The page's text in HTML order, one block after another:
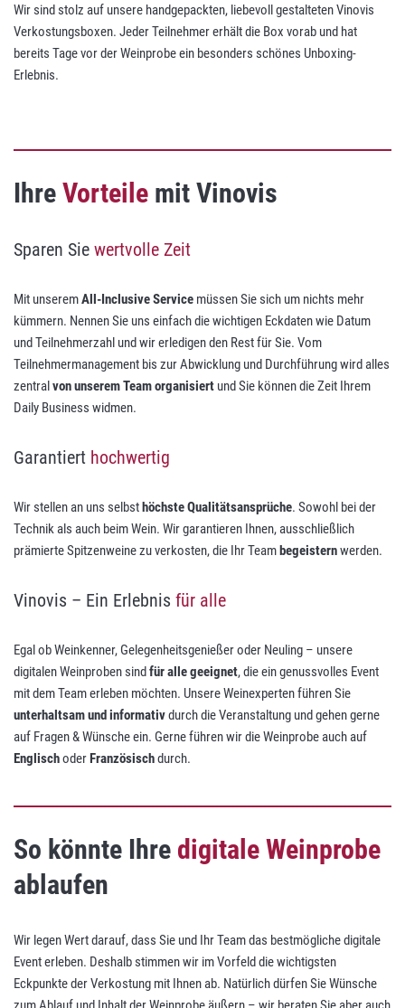
Wir sind stolz auf unsere handgepackten, liebevoll gestalteten Vinovis
Verkostungsboxen. Jeder Teilnehmer erhält die Box vorab und hat
bereits Tage vor der Weinprobe ein besonders schönes Unboxing-
Erlebnis.
Ihre Vorteile mit Vinovis
Sparen Sie wertvolle Zeit
Mit unseremAll-Inclusive Service müssen Sie sich um nichts mehr
kümmern. Nennen Sie uns einfach die wichtigen Eckdaten wie Datum
und Teilnehmerzahl und wir erledigen den Rest für Sie. Vom
Teilnehmermanagement bis zur Abwicklung und Durchführung wird alles
zentralvon unserem Team organisiert und Sie können die Zeit Ihrem
Daily Business widmen.
Garantiert hochwertig
Wir stellen an uns selbsthöchste Qualitätsansprüche. Sowohl bei der
Technik als auch beim Wein. Wir garantieren Ihnen, ausschließlich
prämierte Spitzenweine zu verkosten, die Ihr Teambegeisternwerden.
Vinovis – Ein Erlebnis für alle
Egal ob Weinkenner, Gelegenheitsgenießer oder Neuling – unsere
digitalen Weinproben sindfür alle geeignet, die ein genussvolles Event
mit dem Team erleben möchten. Unsere Weinexperten führen Sie
unterhaltsam und informativdurch die Veranstaltung und gehen gerne
auf Fragen & Wünsche ein. Gerne führen wir die Weinprobe auch auf
EnglischoderFranzösischdurch.
So könnte Ihre digitale Weinprobe
ablaufen
Wir legen Wert darauf, dass Sie und Ihr Team das bestmögliche digitale
Event erleben. Deshalb stimmen wir im Vorfeld die wichtigsten
Eckpunkte der Verkostung mit Ihnen ab. Natürlich dürfen Sie Wünsche